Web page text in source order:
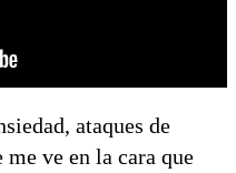
ataques de
ve en la cara que